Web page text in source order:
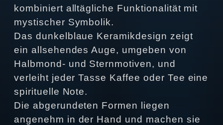
kombiniert alltägliche Funktionalität mit
mystischer Symbolik.
Das dunkelblaue Keramikdesign zeigt
ein allsehendes Auge, umgeben von
Halbmond‑ und Sternmotiven, und
verleiht jeder Tasse Kaffee oder Tee eine
spirituelle Note.
Die abgerundeten Formen liegen
angenehm in der Hand und machen sie